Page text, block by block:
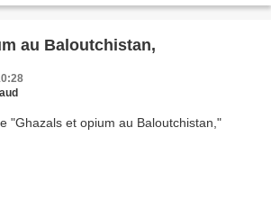
au Baloutchistan,